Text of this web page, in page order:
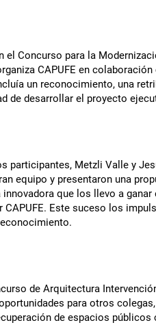
el Concurso para la
CAPUFE en
un reconocimiento, una
de desarrollar el proyecto
participantes, Metzli Valle y
equipo y presentaron una
que los llevo a ganar
CAPUFE. Este suceso los
de Arquitectura
para otros
de espacios públicos